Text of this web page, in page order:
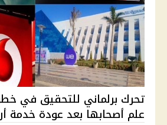
تحرك برلماني للتحقيق في
علم أصحابها بعد عودة خدمة